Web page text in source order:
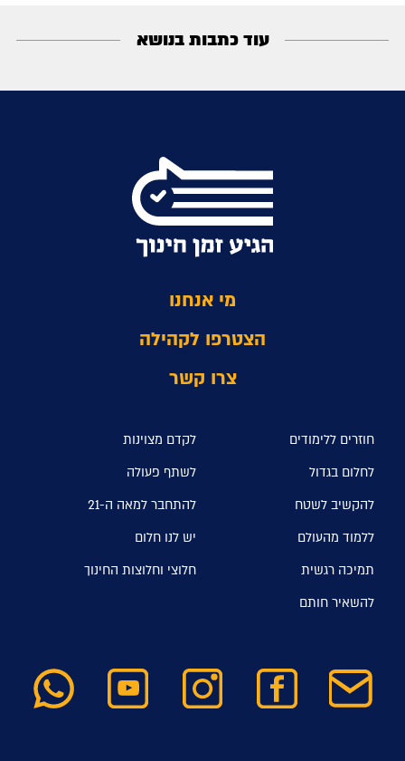
עוד כתבות בנושא
מי אנחנו
הצטרפו לקהילה
צרו קשר
חוזרים ללימודים
לקדם מצוינות
לחלום בגדול
לשתף פעולה
להקשיב לשטח
להתחבר למאה ה-21
ללמוד מהעולם
יש לנו חלום
תמיכה רגשית
חלוצי וחלוצות החינוך
להשאיר חותם